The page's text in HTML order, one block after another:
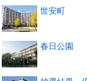
世安町
春日公園